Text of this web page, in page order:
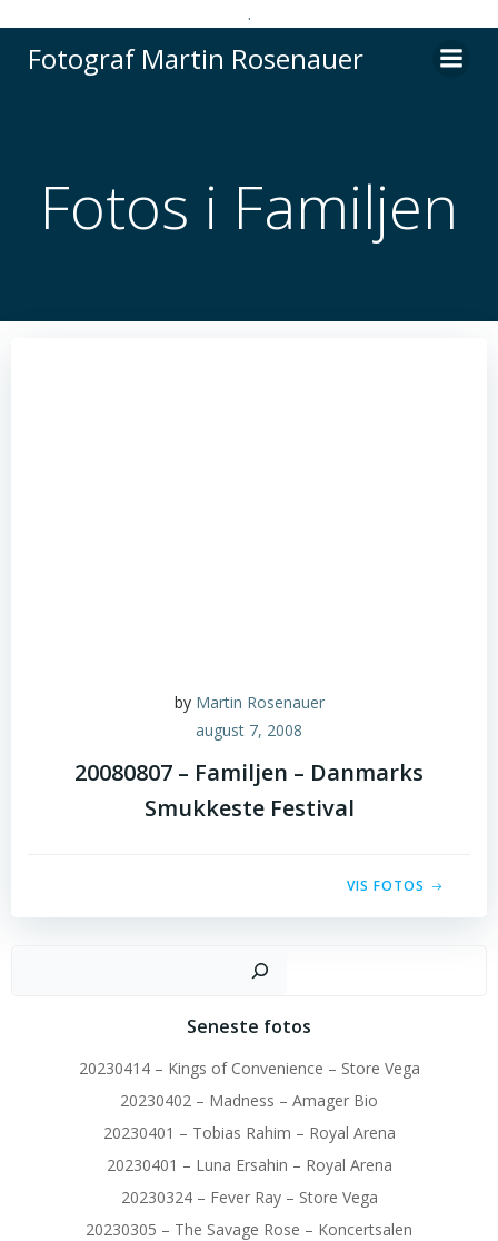
.
til
Fotograf Martin Rosenauer
Fotos i Familjen
by Martin Rosenauer
august 7, 2008
20080807 – Familjen – Danmarks
Smukkeste Festival
VIS FOTOS
Seneste fotos
20230414 – Kings of Convenience – Store Vega
20230402 – Madness – Amager Bio
20230401 – Tobias Rahim – Royal Arena
20230401 – Luna Ersahin – Royal Arena
20230324 – Fever Ray – Store Vega
20230305 – The Savage Rose – Koncertsalen